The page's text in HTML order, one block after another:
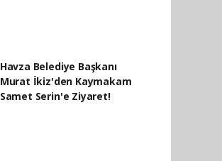
Havza Belediye Başkanı
Murat İkiz'den Kaymakam
Samet Serin'e Ziyaret!